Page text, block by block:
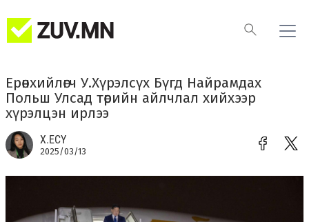
Ерөнхийлөгч У.Хүрэлсүх Бүгд Найрамдах
Польш Улсад төрийн айлчлал хийхээр
хүрэлцэн ирлээ
Х.ЕСҮ
2025/03/13